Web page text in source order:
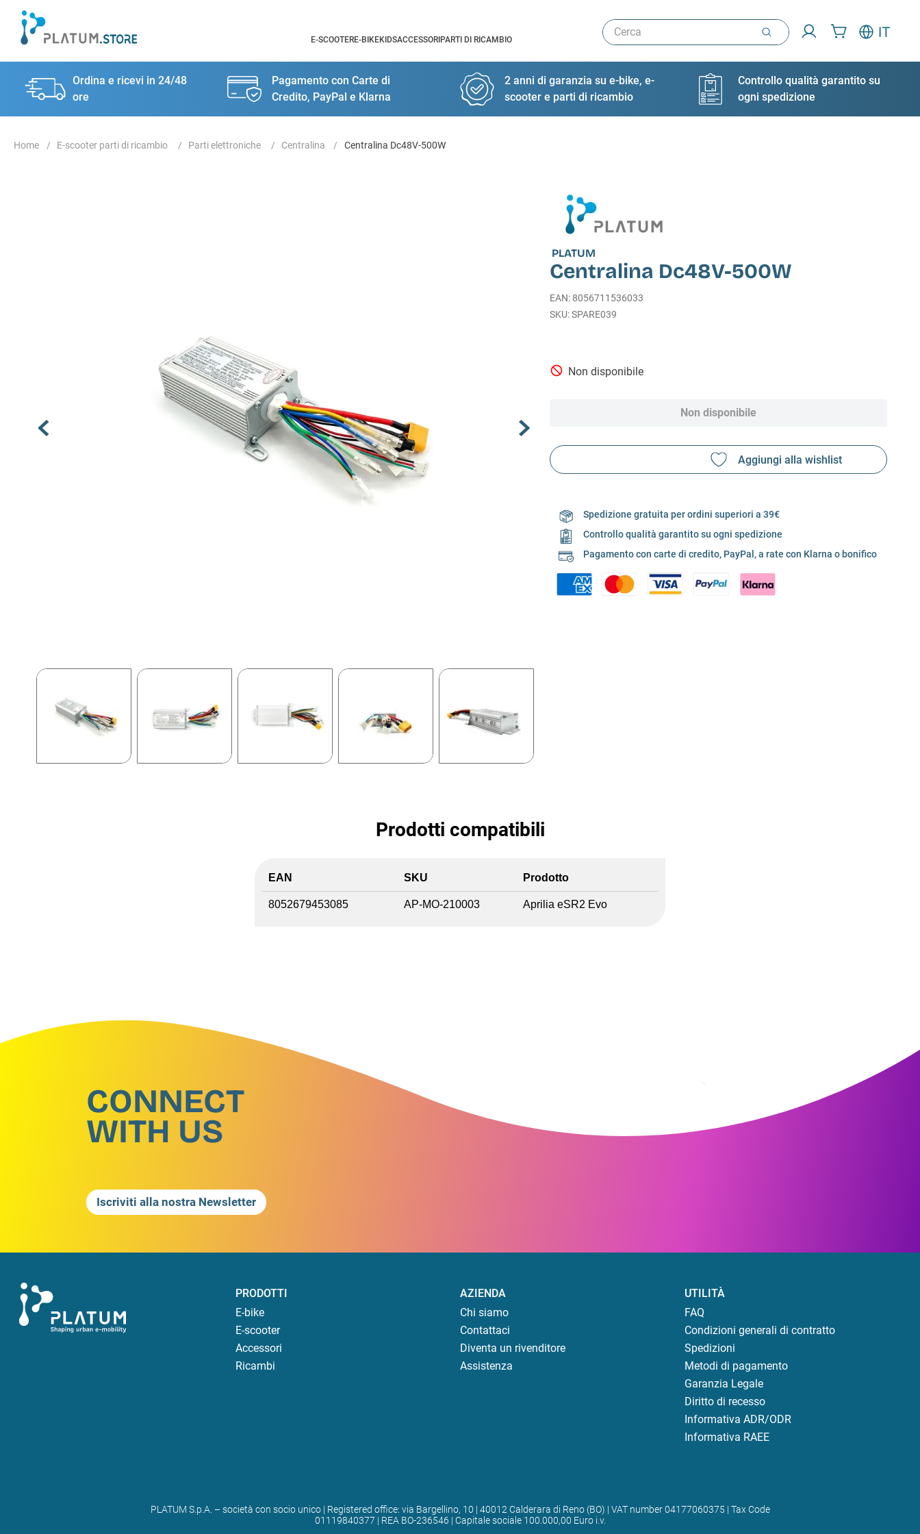
E-SCOOTERE-BIKEKIDSACCESSORI PARTI DI RICAMBIO
Cerca IT
Ordina e ricevi in 24/48
ore
Pagamento con Carte di
Credito, PayPal e Klarna
2 anni di garanzia su e-bike, e-
scooter e parti di ricambio
Controllo qualità garantito su
ogni spedizione
E-scooter parti di ricambio Parti elettroniche Centralina Centralina Dc48V-500W
PLATUM
Centralina Dc48V-500W
EAN: 8056711536033
SPARE039
Non disponibile
Non disponibile
Spedizione gratuita per ordini superiori a 39€
Controllo qualità garantito su ogni spedizione
Pagamento con carte di credito, PayPal, a rate con Klarna o bonifico
Prodotti compatibili
EAN SKU Prodotto
8052679453085 AP-MO-210003 Aprilia eSR2 Evo
CONNECT
WITH US
Iscriviti alla nostra Newsletter
PRODOTTI
E-bike
E-scooter
Accessori
Ricambi
AZIENDA
Chi siamo
Contattaci
Diventa un rivenditore
Assistenza
UTILITÀ
FAQ
Condizioni generali di contratto
Spedizioni
Metodi di pagamento
Garanzia Legale
Diritto di recesso
Informativa ADR/ODR
Informativa RAEE
PLATUM S.p.A. – società con socio unico | Registered office: via Bargellino, 10 | 40012 Calderara di Reno (BO) | VAT number 04177060375 | Tax Code
01119840377 | REA BO-236546 | Capitale sociale 100.000,00 Euro i.v.